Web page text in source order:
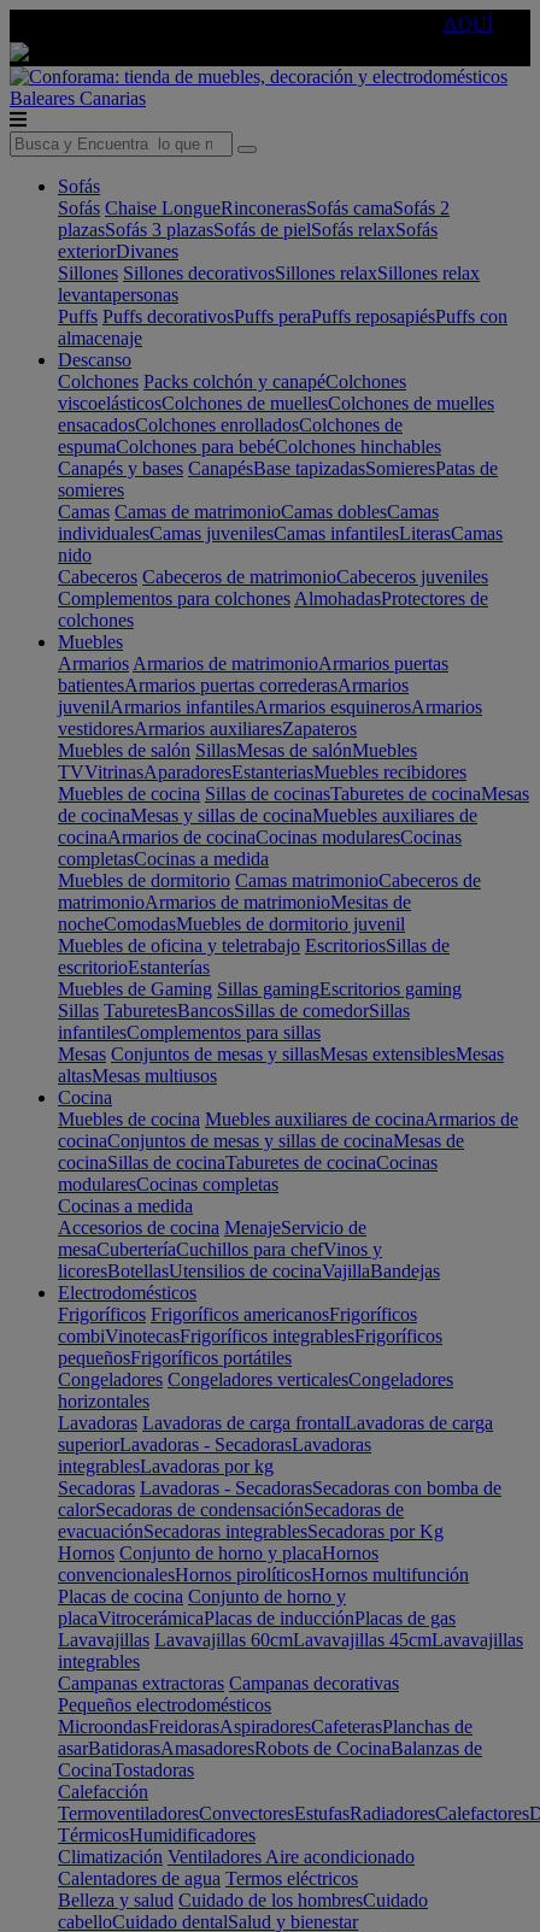
AQUÍ
Baleares Canarias
Sofás
Sofás Chaise LongueRinconerasSofás camaSofás 2
plazasSofás 3 plazasSofás de pielSofás relaxSofás
exteriorDivanes
Sillones Sillones decorativosSillones relaxSillones relax
levantapersonas
Puffs Puffs decorativosPuffs peraPuffs reposapiésPuffs con
almacenaje
Descanso
Colchones Packs colchón y canapéColchones
viscoelásticosColchones de muellesColchones de muelles
ensacadosColchones enrolladosColchones de
espumaColchones para bebéColchones hinchables
Canapés y bases CanapésBase tapizadasSomieresPatas de
somieres
Camas Camas de matrimonioCamas doblesCamas
individualesCamas juvenilesCamas infantilesLiterasCamas
nido
Cabeceros Cabeceros de matrimonioCabeceros juveniles
Complementos para colchones AlmohadasProtectores de
colchones
Muebles
Armarios Armarios de matrimonioArmarios puertas
batientesArmarios puertas correderasArmarios
juvenilArmarios infantilesArmarios esquinerosArmarios
vestidoresArmarios auxiliaresZapateros
Muebles de salón SillasMesas de salónMuebles
TVVitrinasAparadoresEstanteriasMuebles recibidores
Muebles de cocina Sillas de cocinasTaburetes de cocinaMesas
de cocinaMesas y sillas de cocinaMuebles auxiliares de
cocinaArmarios de cocinaCocinas modularesCocinas
completasCocinas a medida
Muebles de dormitorio Camas matrimonioCabeceros de
matrimonioArmarios de matrimonioMesitas de
nocheComodasMuebles de dormitorio juvenil
Muebles de oficina y teletrabajo EscritoriosSillas de
escritorioEstanterías
Muebles de Gaming Sillas gamingEscritorios gaming
Sillas TaburetesBancosSillas de comedorSillas
infantilesComplementos para sillas
Mesas Conjuntos de mesas y sillasMesas extensiblesMesas
altasMesas multiusos
Cocina
Muebles de cocina Muebles auxiliares de cocinaArmarios de
cocinaConjuntos de mesas y sillas de cocinaMesas de
cocinaSillas de cocinaTaburetes de cocinaCocinas
modularesCocinas completas
Cocinas a medida
Accesorios de cocina MenajeServicio de
mesaCuberteríaCuchillos para chefVinos y
licoresBotellasUtensilios de cocinaVajillaBandejas
Electrodomésticos
Frigoríficos Frigoríficos americanosFrigoríficos
combiVinotecasFrigoríficos integrablesFrigoríficos
pequeñosFrigoríficos portátiles
Congeladores Congeladores verticalesCongeladores
horizontales
Lavadoras Lavadoras de carga frontalLavadoras de carga
superiorLavadoras - SecadorasLavadoras
integrablesLavadoras por kg
Secadoras Lavadoras - SecadorasSecadoras con bomba de
calorSecadoras de condensaciónSecadoras de
evacuaciónSecadoras integrablesSecadoras por Kg
Hornos Conjunto de horno y placaHornos
convencionalesHornos pirolíticosHornos multifunción
Placas de cocina Conjunto de horno y
placaVitrocerámicaPlacas de inducciónPlacas de gas
Lavavajillas Lavavajillas 60cmLavavajillas 45cmLavavajillas
integrables
Campanas extractoras Campanas decorativas
Pequeños electrodomésticos
MicroondasFreidorasAspiradoresCafeterasPlanchas de
asarBatidorasAmasadoresRobots de CocinaBalanzas de
CocinaTostadoras
Calefacción
TermoventiladoresConvectoresEstufasRadiadoresCalefactores
TérmicosHumidificadores
Climatización Ventiladores Aire acondicionado
Calentadores de agua Termos eléctricos
Belleza y salud Cuidado de los hombresCuidado
cabelloCuidado dentalSalud y bienestar